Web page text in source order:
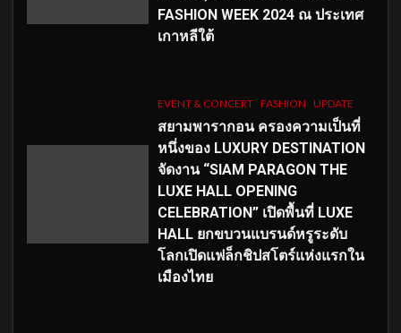
FASHION WEEK 2024 ณ ประเทศ
เกาหลีใต้
EVENT & CONCERT FASHION UPDATE
สยามพารากอน ครองความเป็นที่
หนึ่งของ LUXURY DESTINATION
จัดงาน “SIAM PARAGON THE
LUXE HALL OPENING
CELEBRATION” เปิดพื้นที่ LUXE
HALL ยกขบวนแบรนด์หรูระดับ
โลกเปิดแฟล็กชิปสโตร์แห่งแรกใน
เมืองไทย